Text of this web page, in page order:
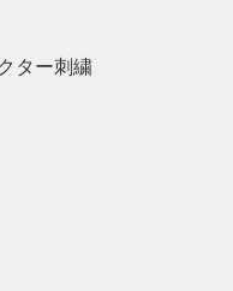
ター刺繍